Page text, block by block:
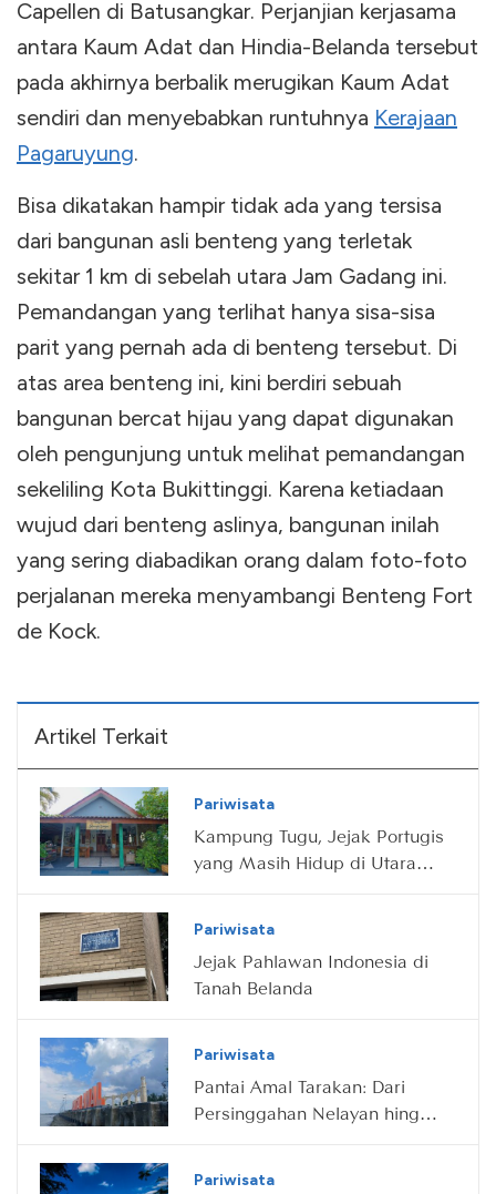
Capellen di Batusangkar. Perjanjian kerjasama
antara Kaum Adat dan Hindia-Belanda tersebut
pada akhirnya berbalik merugikan Kaum Adat
sendiri dan menyebabkan runtuhnya Kerajaan
Pagaruyung.
Bisa dikatakan hampir tidak ada yang tersisa
dari bangunan asli benteng yang terletak
sekitar 1 km di sebelah utara Jam Gadang ini.
Pemandangan yang terlihat hanya sisa-sisa
parit yang pernah ada di benteng tersebut. Di
atas area benteng ini, kini berdiri sebuah
bangunan bercat hijau yang dapat digunakan
oleh pengunjung untuk melihat pemandangan
sekeliling Kota Bukittinggi. Karena ketiadaan
wujud dari benteng aslinya, bangunan inilah
yang sering diabadikan orang dalam foto-foto
perjalanan mereka menyambangi Benteng Fort
de Kock.
Artikel Terkait
Pariwisata
Kampung Tugu, Jejak Portugis
yang Masih Hidup di Utara
Pariwisata
Jejak Pahlawan Indonesia di
Tanah Belanda
Pariwisata
Pantai Amal Tarakan: Dari
Persinggahan Nelayan hingga
Pariwisata